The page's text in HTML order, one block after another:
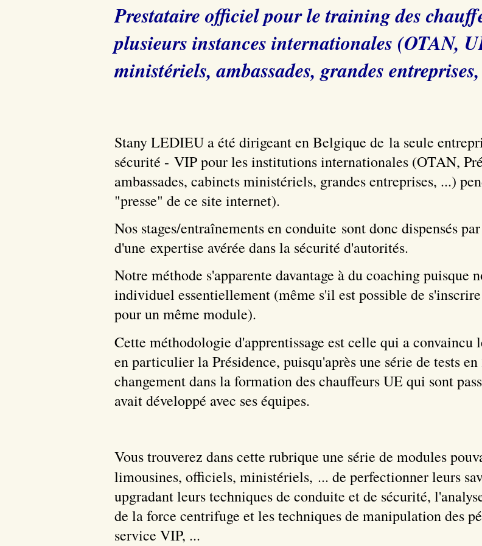
Prestataire officiel pour le training des
plusieurs instances internationales (OTAN,
ministériels, ambassades, grandes
Stany LEDIEU a été dirigeant en Belgique de la seule
sécurité - VIP pour les institutions internationales (OTAN,
ambassades, cabinets ministériels, grandes entreprises, ...)
"presse" de ce site internet).
Nos stages/entraînements en conduite sont donc dispensés
d'une expertise avérée dans la sécurité d'autorités.
Notre méthode s'apparente davantage à du coaching puisque
individuel essentiellement (même s'il est possible de
pour un même module).
Cette méthodologie d'apprentissage est celle qui a convaincu
en particulier la Présidence, puisqu'après une série de tests
changement dans la formation des chauffeurs UE qui sont
avait développé avec ses équipes.
Vous trouverez dans cette rubrique une série de modules
limousines, officiels, ministériels, ... de perfectionner leurs
upgradant leurs techniques de conduite et de sécurité,
de la force centrifuge et les techniques de manipulation des
service VIP, ...